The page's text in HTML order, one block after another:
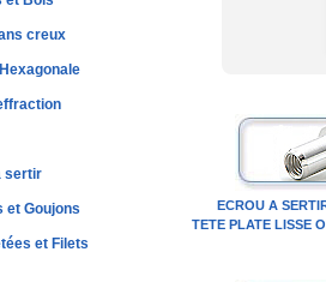
creux
sertir
et Goujons
et Filets
ECROU A
TETE PLATE LISSE